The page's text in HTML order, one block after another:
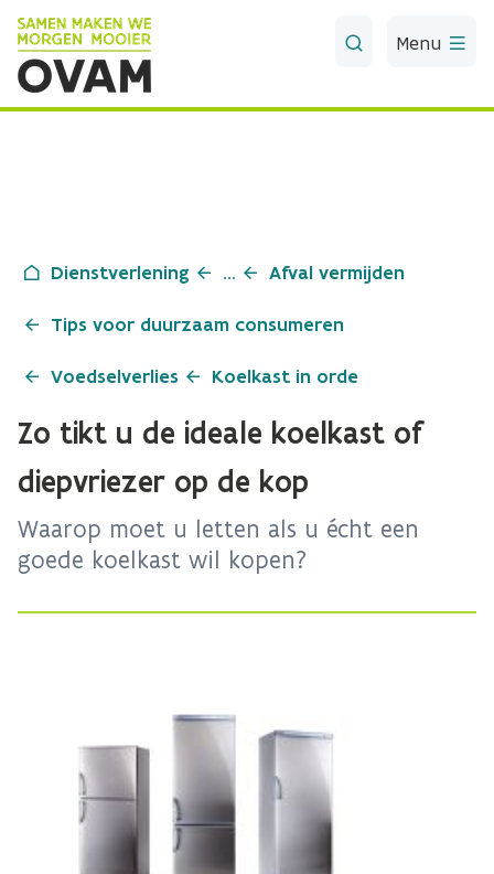
Skip to Main Content
Menu
Dienstverlening ... Afval vermijden
Tips voor duurzaam consumeren
Voedselverlies Koelkast in orde
Zo tikt u de ideale koelkast of
diepvriezer op de kop
Waarop moet u letten als u écht een
goede koelkast wil kopen?